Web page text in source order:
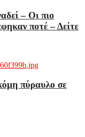
– Οι πιο
ποτέ – Δείτε
πύραυλο σε